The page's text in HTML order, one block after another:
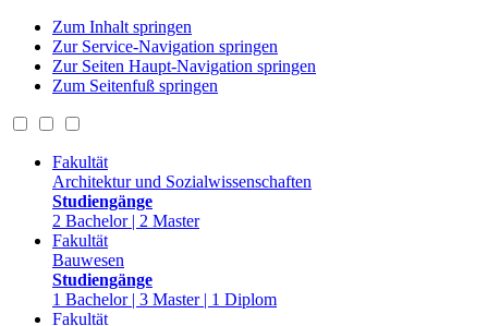
Zum Inhalt springen
Zur Service-Navigation springen
Zur Seiten Haupt-Navigation springen
Zum Seitenfuß springen
Fakultät
Architektur und Sozialwissenschaften
Studiengänge
2 Bachelor | 2 Master
Fakultät
Bauwesen
Studiengänge
1 Bachelor | 3 Master | 1 Diplom
Fakultät